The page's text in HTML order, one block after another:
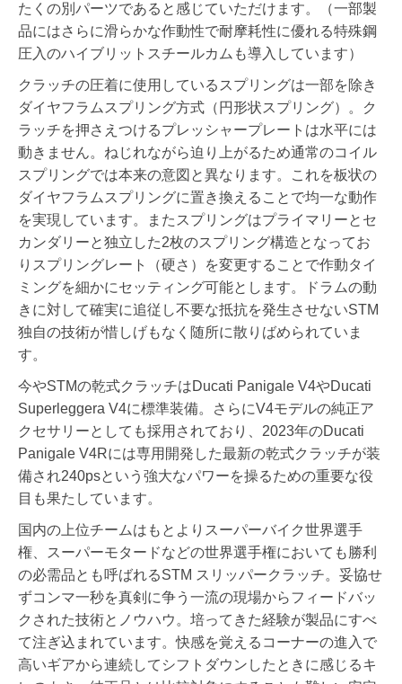
たくの別パーツであると感じていただけます。（一部製
品にはさらに滑らかな作動性で耐摩耗性に優れる特殊鋼
圧入のハイブリットスチールカムも導入しています）
クラッチの圧着に使用しているスプリングは一部を除き
ダイヤフラムスプリング方式（円形状スプリング）。ク
ラッチを押さえつけるプレッシャープレートは水平には
動きません。ねじれながら迫り上がるため通常のコイル
スプリングでは本来の意図と異なります。これを板状の
ダイヤフラムスプリングに置き換えることで均一な動作
を実現しています。またスプリングはプライマリーとセ
カンダリーと独立した2枚のスプリング構造となってお
りスプリングレート（硬さ）を変更することで作動タイ
ミングを細かにセッティング可能とします。ドラムの動
きに対して確実に追従し不要な抵抗を発生させないSTM
独自の技術が惜しげもなく随所に散りばめられていま
す。
今やSTMの乾式クラッチはDucati Panigale V4やDucati
Superleggera V4に標準装備。さらにV4モデルの純正ア
クセサリーとしても採用されており、2023年のDucati
Panigale V4Rには専用開発した最新の乾式クラッチが装
備され240psという強大なパワーを操るための重要な役
目も果たしています。
国内の上位チームはもとよりスーパーバイク世界選手
権、スーパーモタードなどの世界選手権においても勝利
の必需品とも呼ばれるSTM スリッパークラッチ。妥協せ
ずコンマ一秒を真剣に争う一流の現場からフィードバッ
クされた技術とノウハウ。培ってきた経験が製品にすべ
て注ぎ込まれています。快感を覚えるコーナーの進入で
高いギアから連続してシフトダウンしたときに感じるキ